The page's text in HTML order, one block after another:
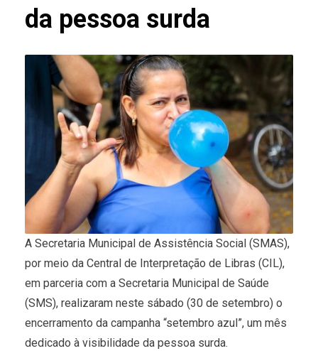
da pessoa surda
A Secretaria Municipal de Assistência Social (SMAS),
por meio da Central de Interpretação de Libras (CIL),
em parceria com a Secretaria Municipal de Saúde
(SMS), realizaram neste sábado (30 de setembro) o
encerramento da campanha “setembro azul”, um mês
dedicado à visibilidade da pessoa surda.